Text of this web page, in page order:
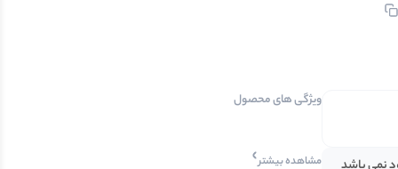
ویژگی های محصول
مشاهده بیشتر